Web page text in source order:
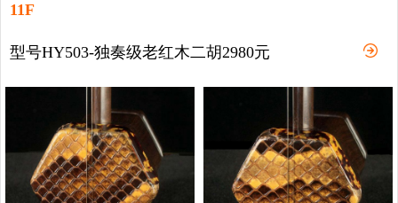
11F
型号HY503-独奏级老红木二胡2980元